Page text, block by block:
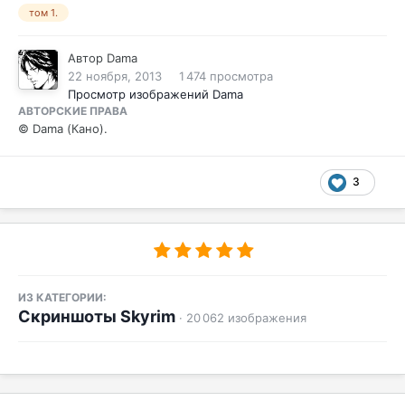
том 1.
Автор Dama
22 ноября, 2013
1 474 просмотра
Просмотр изображений Dama
АВТОРСКИЕ ПРАВА
© Dama (Кано).
3
ИЗ КАТЕГОРИИ:
Скриншоты Skyrim · 20 062 изображения